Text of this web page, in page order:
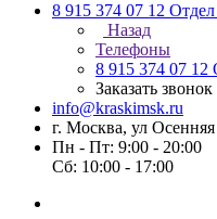
8 915 374 07 12
Назад
Телефоны
8 915 374 07 12
Заказать звонок
info@kraskimsk.ru
г. Москва, ул
Пн - Пт: 9:00 - 20:00
Сб: 10:00 - 17:00